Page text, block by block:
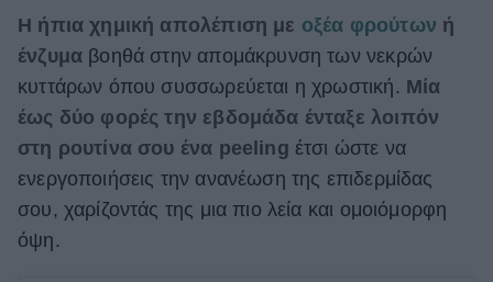
Η ήπια χημική απολέπιση με οξέα φρούτων ή
ένζυμα βοηθά στην απομάκρυνση των νεκρών
κυττάρων όπου συσσωρεύεται η χρωστική. Μία
έως δύο φορές την εβδομάδα ένταξε λοιπόν
στη ρουτίνα σου ένα peeling έτσι ώστε να
ενεργοποιήσεις την ανανέωση της επιδερμίδας
σου, χαρίζοντάς της μια πιο λεία και ομοιόμορφη
όψη.